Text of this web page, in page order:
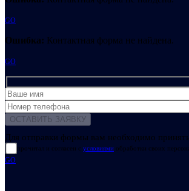
GO
Ошибка: Контактная форма не найдена.
GO
Для отправки формы вам необходимо
прочитал и согласен с условиями обработки своих
GO